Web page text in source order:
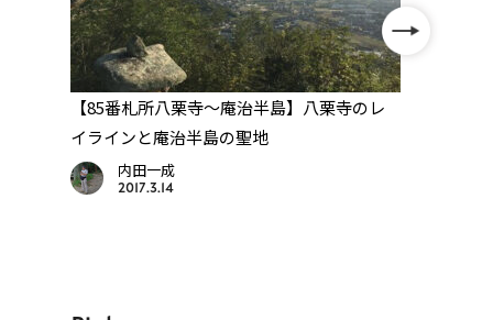
【85番札所八栗寺〜庵治半島】八栗寺のレ
イラインと庵治半島の聖地
内田一成
2017.3.14